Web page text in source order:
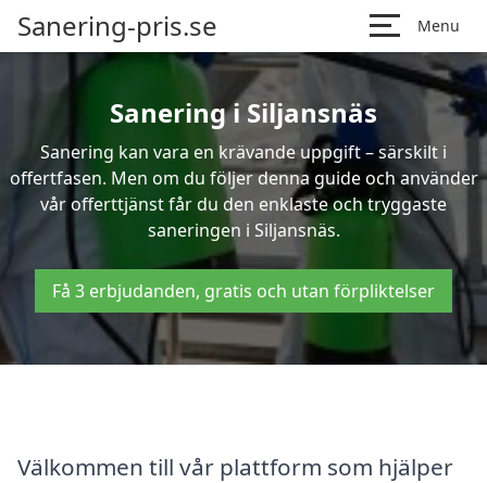
Sanering-pris.se Menu
Sanering i Siljansnäs
Sanering kan vara en krävande uppgift – särskilt i
offertfasen. Men om du följer denna guide och använder
vår offerttjänst får du den enklaste och tryggaste
saneringen i Siljansnäs.
Få 3 erbjudanden, gratis och utan förpliktelser
Välkommen till vår plattform som hjälper